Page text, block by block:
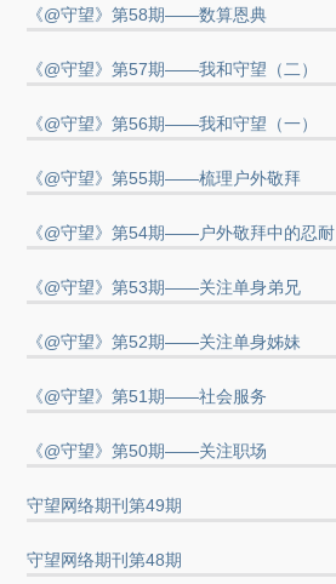
《@守望》第58期——数算恩典
《@守望》第57期——我和守望（二）
《@守望》第56期——我和守望（一）
《@守望》第55期——梳理户外敬拜
《@守望》第54期——户外敬拜中的忍耐
《@守望》第53期——关注单身弟兄
《@守望》第52期——关注单身姊妹
《@守望》第51期——社会服务
《@守望》第50期——关注职场
守望网络期刊第49期
守望网络期刊第48期